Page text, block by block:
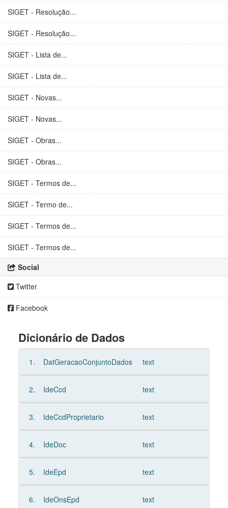
SIGET - Resolução...
SIGET - Resolução...
SIGET - Lista de...
SIGET - Lista de...
SIGET - Novas...
SIGET - Novas...
SIGET - Obras...
SIGET - Obras...
SIGET - Termos de...
SIGET - Termo de...
SIGET - Termos de...
SIGET - Termos de...
Social
Twitter
Facebook
Dicionário de Dados
1. DatGeracaoConjuntoDados text
2. IdeCcd text
3. IdeCcdProprietario text
4. IdeDoc text
5. IdeEpd text
6. IdeOnsEpd text